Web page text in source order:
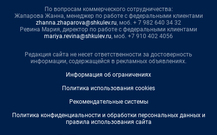
По вопросам коммерческого сотрудничества:
Жапарова Жанна, менеджер по работе с федеральными клиентами
zhanna.zhaparova@shkulev.ru, моб. + 7 982 640 34 32
Ревина Мария, директор по работе с федеральными клиентами
mariya.revina@shkulev.ru, моб. +7 910 402 4056
Редакция сайта не несет ответственности за достоверность
информации, содержащейся в рекламных объявлениях.
Информация об ограничениях
Политика использования cookies
Рекомендательные системы
Политика конфиденциальности и обработки персональных данных и
правила использования сайта